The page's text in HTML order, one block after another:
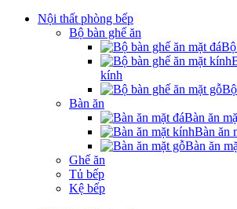
Nội thất phòng bếp
Bộ bàn ghế ăn
Bộ
kính
Bàn ăn
Bàn ăn
Bàn ăn
Bàn ăn
Ghế ăn
Tủ bếp
Kệ bếp